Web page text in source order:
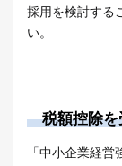
採用を検討する
い。
税額控除を
「中小企業経